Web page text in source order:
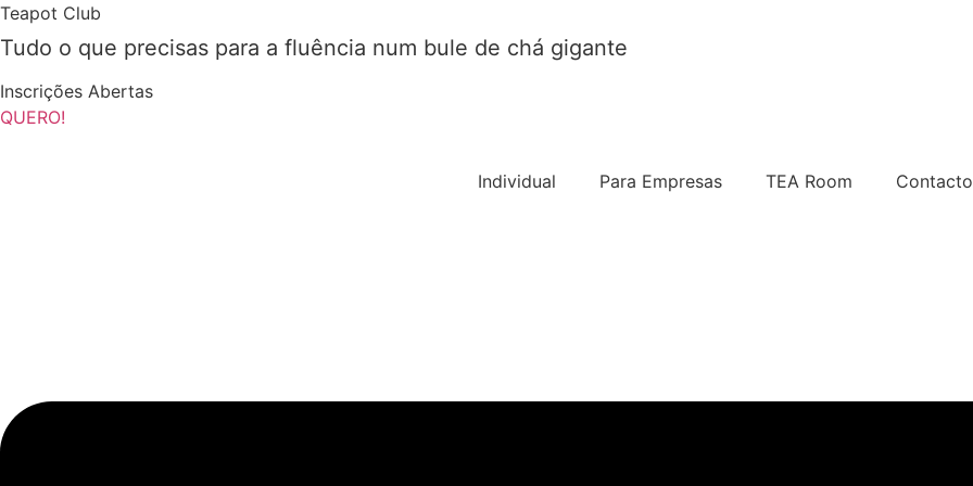
Pular
para
conteúdo
Teapot Club
Tudo o que precisas para a fluência num bule de chá gigante
Inscrições Abertas
QUERO!
Individual Para Empresas TEA Room